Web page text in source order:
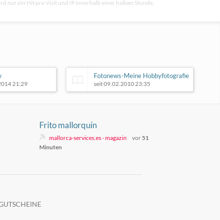
nur ein Hit pro Visit und IP innerhalb einer halben Stunde.
21:29
Fotonews-Meine Hobbyfotografie
seit 09.02.2010 23:35
Frito mallorquín
mallorca-services.es - magazin vor51
Minuten